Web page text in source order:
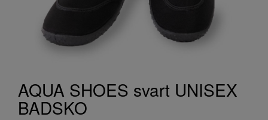
AQUA SHOES svart UNISEX
BADSKO